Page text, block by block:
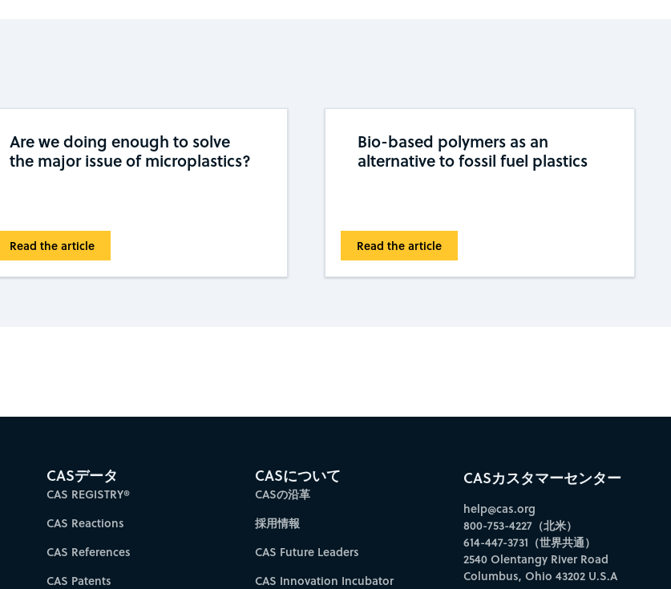
Are we doing enough to solve
the major issue of microplastics?
Read the article
Bio-based polymers as an
alternative to fossil fuel plastics
Read the article
CASデータ
CAS REGISTRY®
CAS Reactions
CAS References
CAS Patents
CASについて
CASの沿革
採用情報
CAS Future Leaders
CAS Innovation Incubator
CASカスタマーセンター
help@cas.org
800-753-4227（北米）
614-447-3731（世界共通）
2540 Olentangy River Road
Columbus, Ohio 43202 U.S.A